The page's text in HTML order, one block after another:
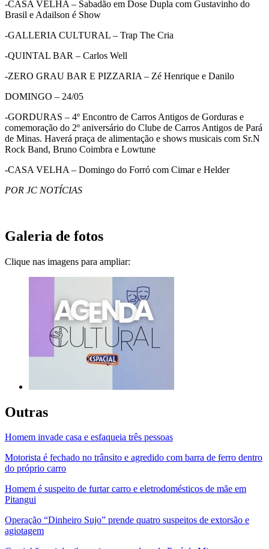
-CASA VELHA – Sabadão em Dose Dupla com Gustavinho do
Brasil e Adailson é Show
-GALLERIA CULTURAL – Trap The Cria
-QUINTAL BAR – Carlos Well
-ZERO GRAU BAR E PIZZARIA – Zé Henrique e Danilo
DOMINGO – 24/05
-GORDURAS – 4º Encontro de Carros Antigos de Gorduras e
comemoração do 2º aniversário do Clube de Carros Antigos de Pará
de Minas. Haverá praça de alimentação e shows musicais com Sr.N
Rock Band, Bruno Coimbra e Lowtune
-CASA VELHA – Domingo do Forró com Cimar e Helder
POR JC NOTÍCIAS
Galeria de fotos
Clique nas imagens para ampliar:
Outras
Homem invade casa e esfaqueia três pessoas
Motorista é fechado no trânsito e agredido com barra de ferro dentro
do próprio carro
Homem é suspeito de furtar carro e eletrodomésticos de mãe em
Pitangui
Operação “Dinheiro Sujo” prende quatro suspeitos de extorsão e
agiotagem